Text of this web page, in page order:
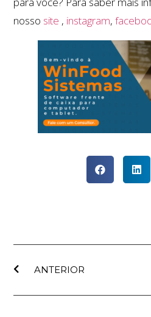
nosso site , instagram,
ANTERIOR